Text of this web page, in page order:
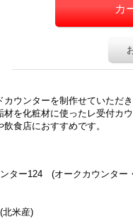
ウンターを制作せていただき
を化粧材に使ったレ受付カウ
食店におすすめです。
ター124 (オークカウンター
米産)